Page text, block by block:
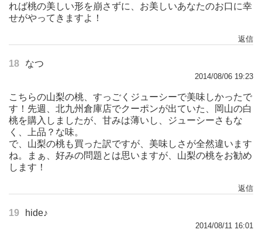
れば桃の美しい形を崩さずに、お美しいあなたのお口に幸
せがやってきますよ！
返信
18 なつ
2014/08/06 19:23
こちらの山梨の桃、すっごくジューシーで美味しかったで
す！先週、北九州倉庫店でクーポンが出ていた、岡山の白
桃を購入しましたが、甘みは薄いし、ジューシーさもな
く、上品？な味。
で、山梨の桃も買った訳ですが、美味しさが全然違います
ね。まぁ、好みの問題とは思いますが、山梨の桃をお勧め
します！
返信
19 hide♪
2014/08/11 16:01